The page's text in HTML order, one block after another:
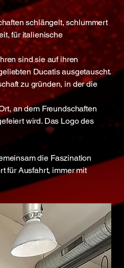
schlängelt, schlummert
für italienische
sind sie auf ihren
Ducatis ausgetauscht.
zu gründen, in der die
an dem Freundschaften
wird. Das Logo des
die Faszination
für Ausfahrt, immer mit